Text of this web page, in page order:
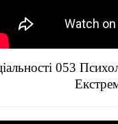
053